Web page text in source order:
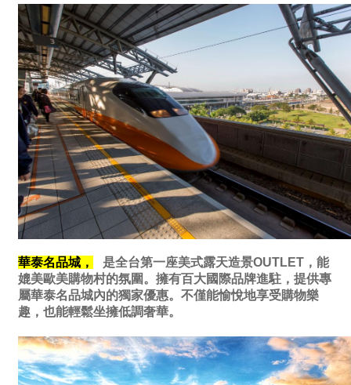
華泰名品城，
是全台第一座美式露天造景OUTLET，能
媲美歐美購物村的氛圍。擁有百大國際品牌進駐，提供專
屬華泰名品城內的獨家優惠。不僅能愉悅地享受購物樂
趣，也能輕鬆坐擁低調奢華。